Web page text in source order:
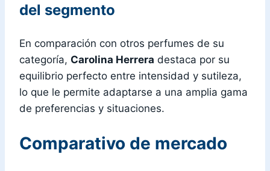
del segmento
En comparación con otros perfumes de su
categoría, Carolina Herrera destaca por su
equilibrio perfecto entre intensidad y sutileza,
lo que le permite adaptarse a una amplia gama
de preferencias y situaciones.
Comparativo de mercado